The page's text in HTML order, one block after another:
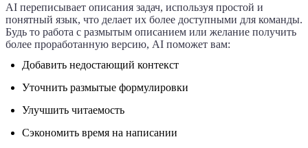
AI переписывает описания задач, используя простой и
понятный язык, что делает их более доступными для команды.
Будь то работа с размытым описанием или желание получить
более проработанную версию, AI поможет вам:
Добавить недостающий контекст
Уточнить размытые формулировки
Улучшить читаемость
Сэкономить время на написании